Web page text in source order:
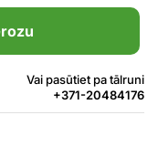
Vai pasūtiet pa tālruni
+371-20484176